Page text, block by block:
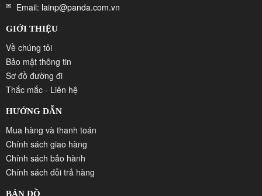
Email: lainp@panda.com.vn
GIỚI THIỆU
Về chúng tôi
Bảo mật thông tin
Sơ đồ đường đi
Thắc mắc - Liên hệ
HƯỚNG DẪN
Mua hàng và thanh toán
Chính sách giao hàng
Chính sách bảo hành
Chính sách đỗi trả hàng
BẢN ĐỒ